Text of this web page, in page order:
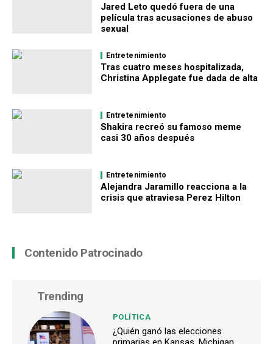
Jared Leto quedó fuera de una
película tras acusaciones de abuso
sexual
Entretenimiento
Tras cuatro meses hospitalizada,
Christina Applegate fue dada de alta
Entretenimiento
Shakira recreó su famoso meme
casi 30 años después
Entretenimiento
Alejandra Jaramillo reacciona a la
crisis que atraviesa Perez Hilton
Contenido Patrocinado
Trending
POLÍTICA
¿Quién ganó las elecciones